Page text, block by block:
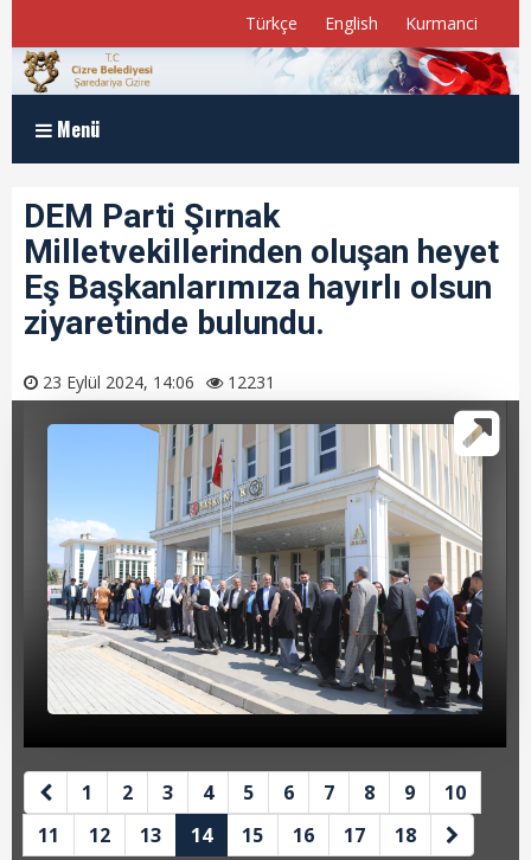
Türkçe English Kurmanci
Menü
Kurumsal
Müdürlükler
Meclis Üyelerimiz
Beyan Bilgileri
Borç Bilgileri
Tahakkuk Bilgileri
Tahsilat Bilgileri
Sicil Kodu ile Tahsilat
Sicil Arama
DEM Parti Şırnak
Milletvekillerinden oluşan heyet
Eş Başkanlarımıza hayırlı olsun
ziyaretinde bulundu.
23 Eylül 2024, 14:06 12231
1 2 3 4 5 6 7 8 9
10
11
12 13 14 15 16 17 18